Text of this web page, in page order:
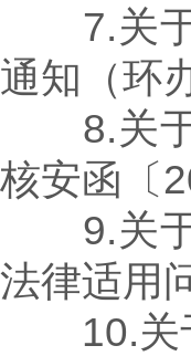
7.关于
通知（环
8.关于
核安函〔
9.关于
法律适用
10.关于